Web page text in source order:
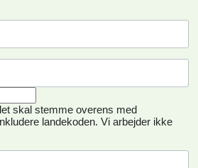
skal stemme overens med
landekoden. Vi arbejder ikke